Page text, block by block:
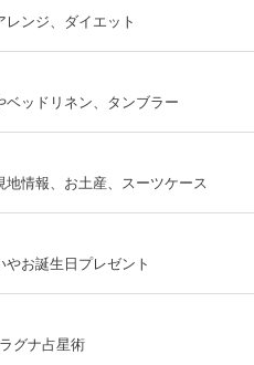
ンジ、ダイエット
ベッドリネン、タンブラー
情報、お土産、スーツケース
お誕生日プレゼント
グナ占星術